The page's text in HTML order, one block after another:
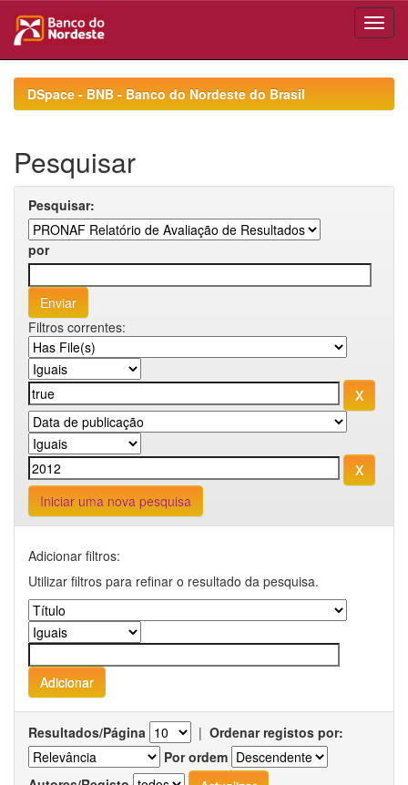
navigationDSpace - BNB - Banco do Nordeste do Brasil
Pesquisar
Pesquisar:
por
Filtros correntes:
Iniciar uma nova pesquisa
Adicionar filtros:
Utilizar filtros para refinar o resultado da pesquisa.
Resultados/Página | Ordenar registos por:
Por ordem